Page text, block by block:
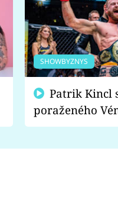
SHOWBYZNYS
poraženého
fanoušci